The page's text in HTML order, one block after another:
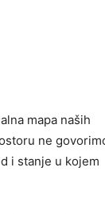
mapa naših
ne
i stanje u kojem